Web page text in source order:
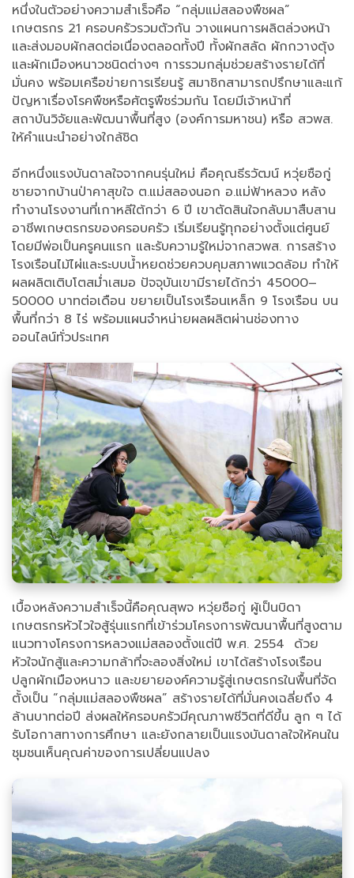
หนึ่งในตัวอย่างความสำเร็จคือ “กลุ่มแม่สลองพืชผล”
เกษตรกร 21 ครอบครัวรวมตัวกัน วางแผนการผลิตล่วงหน้า
และส่งมอบผักสดต่อเนื่องตลอดทั้งปี ทั้งผักสลัด ผักกวางตุ้ง
และผักเมืองหนาวชนิดต่างๆ การรวมกลุ่มช่วยสร้างรายได้ที่
มั่นคง พร้อมเครือข่ายการเรียนรู้ สมาชิกสามารถปรึกษาและแก้
ปัญหาเรื่องโรคพืชหรือศัตรูพืชร่วมกัน โดยมีเจ้าหน้าที่
สถาบันวิจัยและพัฒนาพื้นที่สูง (องค์การมหาชน) หรือ สวพส.
ให้คำแนะนำอย่างใกล้ชิด
อีกหนึ่งแรงบันดาลใจจากคนรุ่นใหม่ คือคุณธีรวัฒน์ หวุ่ยซือกู่
ชายจากบ้านป่าคาสุขใจ ต.แม่สลองนอก อ.แม่ฟ้าหลวง หลัง
ทำงานโรงงานที่เกาหลีใต้กว่า 6 ปี เขาตัดสินใจกลับมาสืบสาน
อาชีพเกษตรกรของครอบครัว เริ่มเรียนรู้ทุกอย่างตั้งแต่ศูนย์
โดยมีพ่อเป็นครูคนแรก และรับความรู้ใหม่จากสวพส. การสร้าง
โรงเรือนไม้ไผ่และระบบน้ำหยดช่วยควบคุมสภาพแวดล้อม ทำให้
ผลผลิตเติบโตสม่ำเสมอ ปัจจุบันเขามีรายได้กว่า 45000–
50000 บาทต่อเดือน ขยายเป็นโรงเรือนเหล็ก 9 โรงเรือน บน
พื้นที่กว่า 8 ไร่ พร้อมแผนจำหน่ายผลผลิตผ่านช่องทาง
ออนไลน์ทั่วประเทศ
เบื้องหลังความสำเร็จนี้คือคุณสุพจ หวุ่ยซือกู่ ผู้เป็นบิดา
เกษตรกรหัวไวใจสู้รุ่นแรกที่เข้าร่วมโครงการพัฒนาพื้นที่สูงตาม
แนวทางโครงการหลวงแม่สลองตั้งแต่ปี พ.ศ. 2554 ด้วย
หัวใจนักสู้และความกล้าที่จะลองสิ่งใหม่ เขาได้สร้างโรงเรือน
ปลูกผักเมืองหนาว และขยายองค์ความรู้สู่เกษตรกรในพื้นที่จัด
ตั้งเป็น “กลุ่มแม่สลองพืชผล” สร้างรายได้ที่มั่นคงเฉลี่ยถึง 4
ล้านบาทต่อปี ส่งผลให้ครอบครัวมีคุณภาพชีวิตที่ดีขึ้น ลูก ๆ ได้
รับโอกาสทางการศึกษา และยังกลายเป็นแรงบันดาลใจให้คนใน
ชุมชนเห็นคุณค่าของการเปลี่ยนแปลง